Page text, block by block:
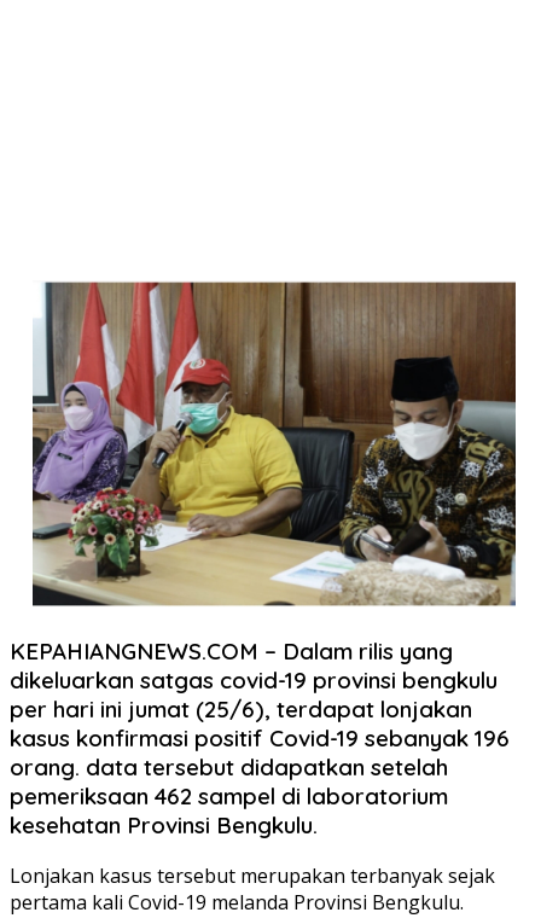
KEPAHIANGNEWS.COM – Dalam rilis yang
dikeluarkan satgas covid-19 provinsi bengkulu
per hari ini jumat (25/6), terdapat lonjakan
kasus konfirmasi positif Covid-19 sebanyak 196
orang. data tersebut didapatkan setelah
pemeriksaan 462 sampel di laboratorium
kesehatan Provinsi Bengkulu.
Lonjakan kasus tersebut merupakan terbanyak sejak
pertama kali Covid-19 melanda Provinsi Bengkulu.